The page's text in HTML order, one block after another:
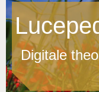
Digitale